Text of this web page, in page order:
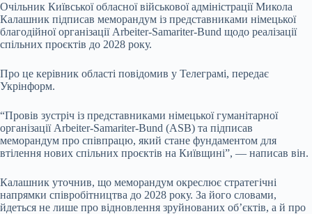
Очільник Київської обласної військової адміністрації Микола
Калашник підписав меморандум із представниками німецької
благодійної організації Arbeiter-Samariter-Bund щодо реалізації
спільних проєктів до 2028 року.
Про це керівник області повідомив у Телеграмі, передає
Укрінформ.
“Провів зустріч із представниками німецької гуманітарної
організації Arbeiter-Samariter-Bund (ASB) та підписав
меморандум про співпрацю, який стане фундаментом для
втілення нових спільних проєктів на Київщині”, — написав він.
Калашник уточнив, що меморандум окреслює стратегічні
напрямки співробітництва до 2028 року. За його словами,
йдеться не лише про відновлення зруйнованих об’єктів, а й про